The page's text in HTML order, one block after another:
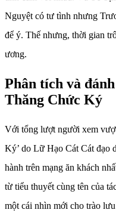
Nguyệt có tư tình nhưng
để ý. Thế nhưng, thời gian
ương.
Phân tích và
Thăng Chức Ký
Với tổng lượt người xem
Ký’ do Lữ Hạo Cát Cát đạo
hành trên mạng ăn khách
từ tiểu thuyết cùng tên của
một cái nhìn mới cho trào